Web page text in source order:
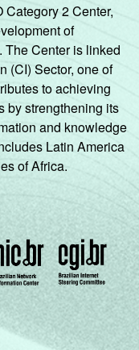
2 Center,
of
Center is linked
(CI) Sector, one of
to achieving
by strengthening its
and knowledge
Latin America
of Africa.